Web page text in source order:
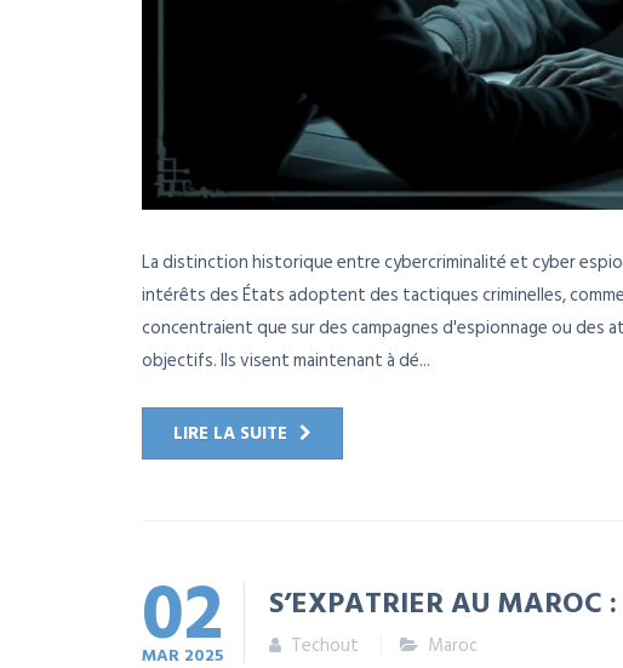
La distinction historique entre cybercriminalité et cyber
intérêts des États adoptent des tactiques criminelles,
concentraient que sur des campagnes d'espionnage ou
objectifs. Ils visent maintenant à dé...
LIRE LA SUITE
02
MAR 2025
S’EXPATRIER AU MAROC
Techout Maroc